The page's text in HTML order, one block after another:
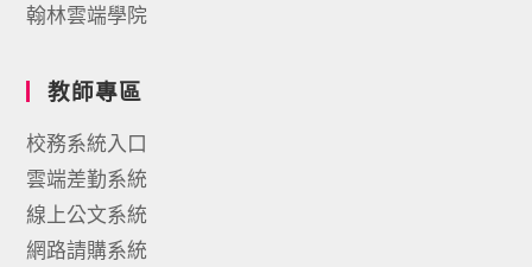
翰林雲端學院
教師專區
校務系統入口
雲端差勤系統
線上公文系統
網路請購系統